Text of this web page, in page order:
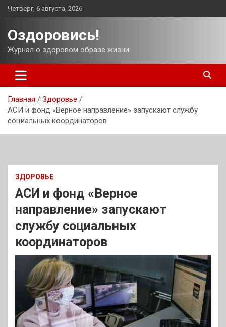
Перейти
Четверг, 6 августа, 2026
Оздоровись!
Журнал о здоровом образе жизни.
Главная
Здоровье
АСИ и фонд «Верное направление» запускают службу
социальных координаторов
ЗДОРОВЬЕ
АСИ и фонд «Верное
направление» запускают
службу социальных
координаторов